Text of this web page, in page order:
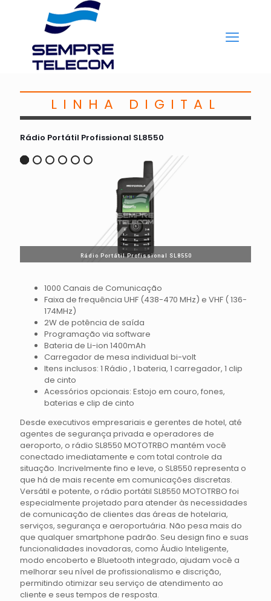
LINHA DIGITAL
Rádio Portátil Profissional SL8550
Rádio Portátil Profissional SL8550
1000 Canais de Comunicação
Faixa de frequência UHF (438-470 MHz) e VHF ( 136-
174MHz)
2W de potência de saída
Programação via software
Bateria de Li-ion 1400mAh
Carregador de mesa individual bi-volt
Itens inclusos: 1 Rádio , 1 bateria, 1 carregador, 1 clip
de cinto
Acessórios opcionais: Estojo em couro, fones,
baterias e clip de cinto
Desde executivos empresariais e gerentes de hotel, até
agentes de segurança privada e operadores de
aeroporto, o rádio SL8550 MOTOTRBO mantém você
conectado imediatamente e com total controle da
situação. Incrivelmente fino e leve, o SL8550 representa o
que há de mais recente em comunicações discretas.
Versátil e potente, o rádio portátil SL8550 MOTOTRBO foi
especialmente projetado para atender às necessidades
de comunicação de clientes das áreas de hotelaria,
serviços, segurança e aeroportuária. Não pesa mais do
que qualquer smartphone padrão. Seu design fino e suas
funcionalidades inovadoras, como Áudio Inteligente,
modo encoberto e Bluetooth integrado, ajudam você a
melhorar seu nível de profissionalismo e discrição,
permitindo otimizar seu serviço de atendimento ao
cliente e seus tempos de resposta.